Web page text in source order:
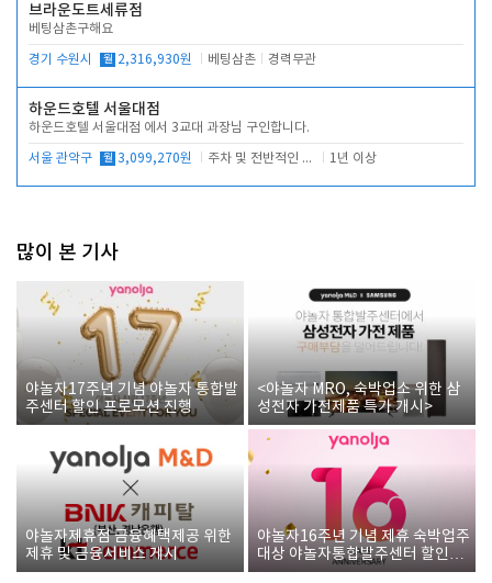
브라운도트세류점
베팅삼촌구해요
경기 수원시 월 2,316,930원 베팅삼촌 경력무관
하운드호텔 서울대점
하운드호텔 서울대점 에서 3교대 과장님 구인합니다.
서울 관악구 월 3,099,270원 주차 및 전반적인 당번업무 1년 이상
많이 본 기사
야놀자17주년 기념 야놀자 통합발
주센터 할인 프로모션 진행
<야놀자 MRO, 숙박업소 위한 삼
성전자 가전제품 특가 개시>
야놀자제휴점 금융혜택제공 위한
제휴 및 금융서비스 게시
야놀자16주년 기념 제휴 숙박업주
대상 야놀자통합발주센터 할인쿠
폰 증정